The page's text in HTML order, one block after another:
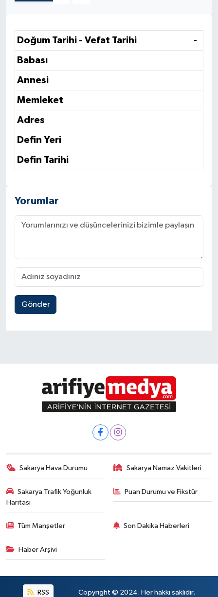
Doğum Tarihi - Vefat Tarihi -
Babası
Annesi
Memleket
Adres
Defin Yeri
Defin Tarihi
Yorumlar
Gönder
Sakarya Hava Durumu Sakarya Namaz Vakitleri
Sakarya Trafik Yoğunluk
Haritası
Puan Durumu ve Fikstür
Tüm Manşetler Son Dakika Haberleri
Haber Arşivi
RSS Copyright © 2024. Her hakkı saklıdır.